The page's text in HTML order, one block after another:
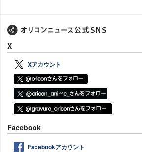
X
Xアカウント
Facebook
Facebookアカウント